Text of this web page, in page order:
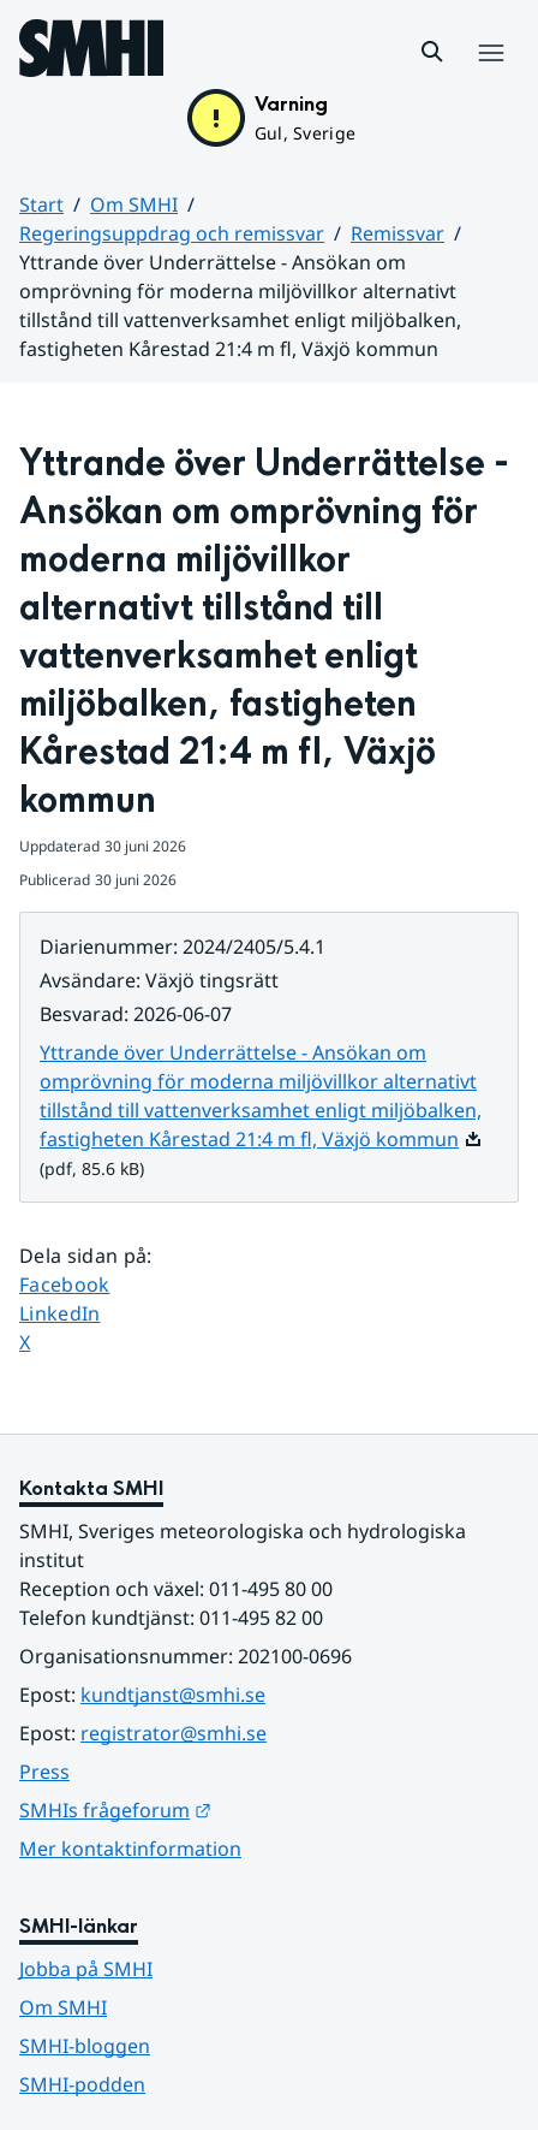
Hoppa till sidans innehåll
Varning
Gul, Sverige
Start
Om SMHI
Regeringsuppdrag och remissvar
Remissvar
Yttrande över Underrättelse - Ansökan om
omprövning för moderna miljövillkor alternativt
tillstånd till vattenverksamhet enligt miljöbalken,
fastigheten Kårestad 21:4 m fl, Växjö kommun
Yttrande över Underrättelse -
Ansökan om omprövning för
moderna miljövillkor
alternativt tillstånd till
vattenverksamhet enligt
miljöbalken, fastigheten
Kårestad 21:4 m fl, Växjö
kommun
Uppdaterad 30 juni 2026
Publicerad 30 juni 2026
Diarienummer: 2024/2405/5.4.1
Avsändare: Växjö tingsrätt
Besvarad: 2026-06-07
Yttrande över Underrättelse - Ansökan om
omprövning för moderna miljövillkor alternativt
tillstånd till vattenverksamhet enligt miljöbalken,
fastigheten Kårestad 21:4 m fl, Växjö kommun Pdf,
(pdf, 85.6 kB)
Dela sidan på:
Dela sidan på
Facebook
Dela sidan på
LinkedIn
Dela sidan på
X
Kontakta SMHI
SMHI, Sveriges meteorologiska och hydrologiska
institut
Reception och växel: 011-495 80 00
Telefon kundtjänst: 011-495 82 00
Organisationsnummer: 202100-0696
Epost: kundtjanst@smhi.se
Epost: registrator@smhi.se
Press
SMHIs frågeforum
Mer kontaktinformation
SMHI-länkar
Jobba på SMHI
Om SMHI
SMHI-bloggen
SMHI-podden